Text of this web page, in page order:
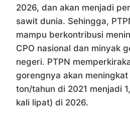
2026, dan akan menjadi
sawit dunia. Sehingga,
mampu berkontribusi
CPO nasional dan minyak
negeri. PTPN
gorengnya akan
ton/tahun di 2021 menjadi
kali lipat) di 2026.